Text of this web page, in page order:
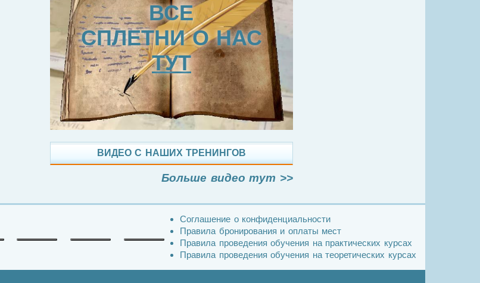
ВСЕ
СПЛЕТНИ О НАС
ТУТ
ВИДЕО С НАШИХ ТРЕНИНГОВ
Больше видео тут >>
Соглашение о конфиденциальности
Правила бронирования и оплаты мест
Правила проведения обучения на практических курсах
Правила проведения обучения на теоретических курсах